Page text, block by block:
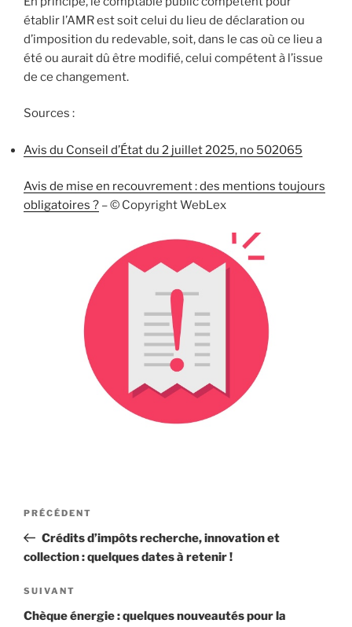
établir l’AMR est soit celui du lieu de déclaration ou
d’imposition du redevable, soit, dans le cas où ce lieu a
été ou aurait dû être modifié, celui compétent à l’issue
de ce changement.
Sources :
Avis du Conseil d’État du 2 juillet 2025, no 502065
Avis de mise en recouvrement : des mentions toujours
obligatoires ? – © Copyright WebLex
Navigation
l’article
Article
précédent
PRÉCÉDENT
Crédits d’impôts recherche, innovation et
collection : quelques dates à retenir !
Article
suivant
SUIVANT
Chèque énergie : quelques nouveautés pour la